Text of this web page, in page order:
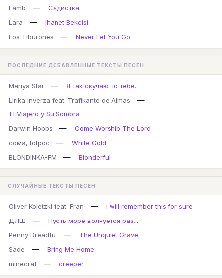
Lamb
—
Садистка
Lara
—
Ihanet Bekcisi
Los Tiburones
— Never Let You Go
ПОСЛЕДНИЕ ДОБАВЛЕННЫЕ ТЕКСТЫ ПЕСЕН
Mariya Star —
Я так скучаю по тебе.
Lirika Inverza feat. Trafikante de Almas
—
El Viajero y Su Sombra
Darwin Hobbs
—
Come Worship The Lord
сома, totpoc
—
White Gold
BLONDINKA-FM
— Blonderful
СЛУЧАЙНЫЕ ТЕКСТЫ ПЕСЕН
Oliver Koletzki feat. Fran —
I will remember this for sure
ДЛШ
—
Пусть море волнуется раз...
Penny Dreadful
—
The Unquiet Grave
Sade
—
Bring Me Home
minecraf
— creeper